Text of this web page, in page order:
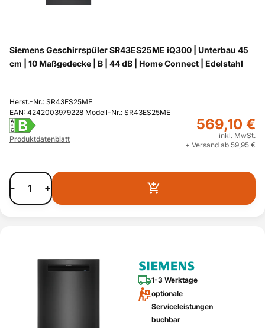
Siemens Geschirrspüler SR43ES25ME iQ300 | Unterbau 45
cm | 10 Maßgedecke | B | 44 dB | Home Connect | Edelstahl
Herst.-Nr.: SR43ES25ME
EAN: 4242003979228 Modell-Nr.: SR43ES25ME
A
G B
Produktdatenblatt
569,10 €
inkl. MwSt.
+ Versand ab 59,95 €
- +
1-3 Werktage
optionale
Serviceleistungen
buchbar